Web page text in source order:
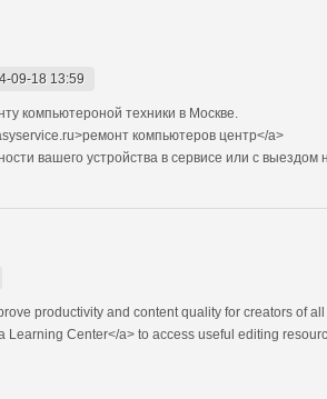
09-18 13:59
компьютероной техники в Москве.
компьютеров центр</a>
вашего устройства в сервисе или с выездом
productivity and content quality for creators of
Learning Center</a> to access useful editing